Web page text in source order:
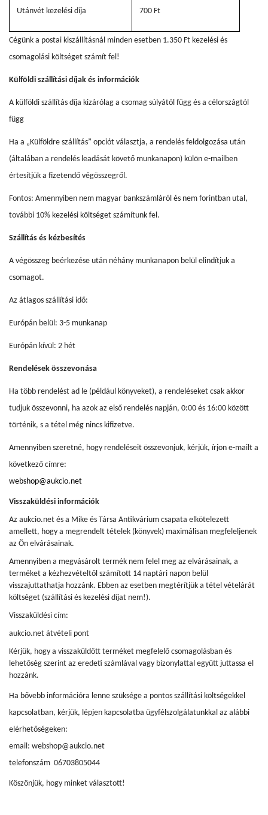
Utánvét kezelési díja 700 Ft
Cégünk a postai kiszállításnál minden esetben 1.350 Ft kezelési és
csomagolási költséget számít fel!
Külföldi szállítási díjak és információk
A külföldi szállítás díja kizárólag a csomag súlyától függ és a célországtól
függ
Ha a „Külföldre szállítás” opciót választja, a rendelés feldolgozása után
(általában a rendelés leadását követő munkanapon) külön e-mailben
értesítjük a fizetendő végösszegről.
Fontos: Amennyiben nem magyar bankszámláról és nem forintban utal,
további 10% kezelési költséget számítunk fel.
Szállítás és kézbesítés
A végösszeg beérkezése után néhány munkanapon belül elindítjuk a
csomagot.
Az átlagos szállítási idő:
Európán belül: 3-5 munkanap
Európán kívül: 2 hét
Rendelések összevonása
Ha több rendelést ad le (például könyveket), a rendeléseket csak akkor
tudjuk összevonni, ha azok az első rendelés napján, 0:00 és 16:00 között
történik, s a tétel még nincs kifizetve.
Amennyiben szeretné, hogy rendeléseit összevonjuk, kérjük, írjon e-mailt a
következő címre:
webshop@aukcio.net
Visszaküldési információk
Az aukcio.net és a Mike és Társa Antikvárium csapata elkötelezett
amellett, hogy a megrendelt tételek (könyvek) maximálisan megfeleljenek
az Ön elvárásainak.
Amennyiben a megvásárolt termék nem felel meg az elvárásainak, a
terméket a kézhezvételtől számított 14 naptári napon belül
visszajuttathatja hozzánk. Ebben az esetben megtérítjük a tétel vételárát
költséget (szállítási és kezelési díjat nem!).
Visszaküldési cím:
aukcio.net átvételi pont
Kérjük, hogy a visszaküldött terméket megfelelő csomagolásban és
lehetőség szerint az eredeti számlával vagy bizonylattal együtt juttassa el
hozzánk.
Ha bővebb információra lenne szüksége a pontos szállítási költségekkel
kapcsolatban, kérjük, lépjen kapcsolatba ügyfélszolgálatunkkal az alábbi
elérhetőségeken:
email: webshop@aukcio.net
telefonszám 06703805044
Köszönjük, hogy minket választott!